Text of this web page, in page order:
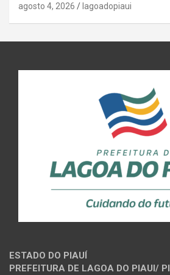
agosto 4, 2026 lagoadopiaui
ESTADO DO PIAUÍ
PREFEITURA DE LAGOA DO PIAUI/ PI